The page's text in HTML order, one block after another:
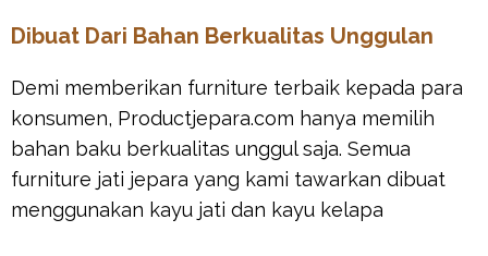
Dibuat Dari Bahan Berkualitas Unggulan
Demi memberikan furniture terbaik kepada para
konsumen, Productjepara.com hanya memilih
bahan baku berkualitas unggul saja. Semua
furniture jati jepara yang kami tawarkan dibuat
menggunakan kayu jati dan kayu kelapa